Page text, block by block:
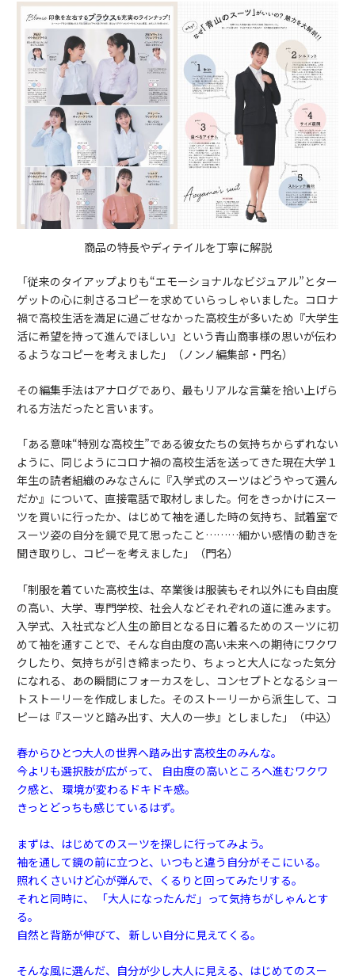
商品の特長やディテイルを丁寧に解説
「従来のタイアップよりも“エモーショナルなビジュアル”とター
ゲットの心に刺さるコピーを求めていらっしゃいました。コロナ
禍で高校生活を満足に過ごせなかった高校生が多いため『大学生
活に希望を持って進んでほしい』という青山商事様の思いが伝わ
るようなコピーを考えました」（ノンノ編集部・門名）
その編集手法はアナログであり、最もリアルな言葉を拾い上げら
れる方法だったと言います。
「ある意味“特別な高校生”である彼女たちの気持ちからずれない
ように、同じようにコロナ禍の高校生活を送ってきた現在大学１
年生の読者組織のみなさんに『入学式のスーツはどうやって選ん
だか』について、直接電話で取材しました。何をきっかけにスー
ツを買いに行ったか、はじめて袖を通した時の気持ち、試着室で
スーツ姿の自分を鏡で見て思ったこと………細かい感情の動きを
聞き取りし、コピーを考えました」（門名）
「制服を着ていた高校生は、卒業後は服装もそれ以外にも自由度
の高い、大学、専門学校、社会人などそれぞれの道に進みます。
入学式、入社式など人生の節目となる日に着るためのスーツに初
めて袖を通すことで、そんな自由度の高い未来への期待にワクワ
クしたり、気持ちが引き締まったり、ちょっと大人になった気分
になれる、あの瞬間にフォーカスをし、コンセプトとなるショー
トストーリーを作成しました。そのストーリーから派生して、コ
ピーは『スーツと踏み出す、大人の一歩』としました」（中込）
春からひとつ大人の世界へ踏み出す高校生のみんな。
今よリも選択肢が広がって、 自由度の高いところへ進むワクワ
ク感と、 環境が変わるドキドキ感。
きっとどっちも感じているはず。
まずは、はじめてのスーツを探しに行ってみよう。
袖を通して鏡の前に立つと、いつもと違う自分がそこにいる。
照れくさいけど心が弾んで、くるりと回ってみたリする。
それと同時に、 「大人になったんだ」って気持ちがしゃんとす
る。
自然と背筋が伸びて、 新しい自分に見えてくる。
そんな風に選んだ、自分が少し大人に見える、はじめてのスー